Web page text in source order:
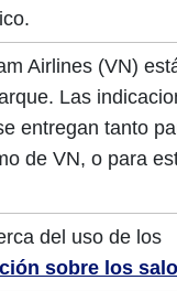
Airlines (VN)
Las
entregan tanto
de VN, o para
del uso de los
sobre los